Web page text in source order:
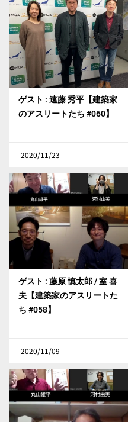
ゲスト : 遠藤 秀平【建築家
のアスリートたち #060】
2020/11/23
ゲスト : 藤原 慎太郎 / 室 喜
夫【建築家のアスリートた
ち #058】
2020/11/09